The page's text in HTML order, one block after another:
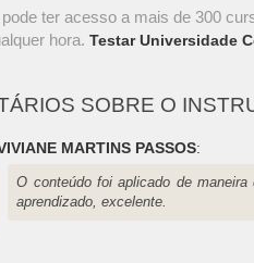
ter acesso a mais de 300
hora.Testar Universidade
SOBRE O
MARTINS PASSOS:
O conteúdo foi aplicado de
aprendizado, excelente.